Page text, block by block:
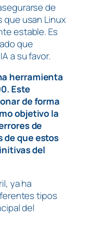
de
que usan Linux
estable. Es
que
a su favor.
herramienta
Este
de forma
objetivo la
de
de que estos
del
ya ha
tipos
del